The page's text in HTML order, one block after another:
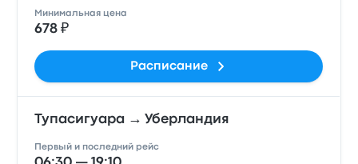
Минимальная цена
678 ₽
Расписание
Тупасигуара → Уберландия
Первый и последний рейс